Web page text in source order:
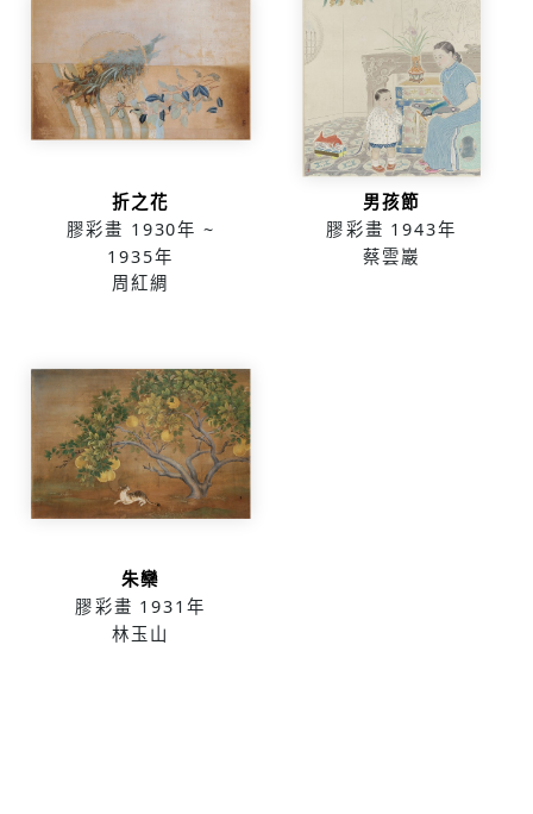
折之花
膠彩畫 1930年 ~
1935年
周紅綢
男孩節
膠彩畫 1943年
蔡雲巖
朱欒
膠彩畫 1931年
林玉山